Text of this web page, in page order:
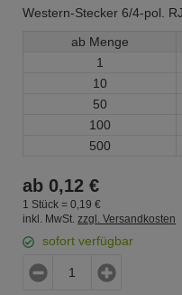
Western-Stecker 6/4-pol.
ab Menge
1
10
50
100
500
ab 0,12 €
1 Stück = 0, 19 €
inkl. MwSt. zzgl. Versandkosten
sofort verfügbar